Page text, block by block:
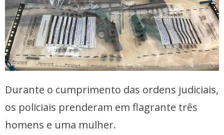
Durante o cumprimento das ordens judiciais,
os policiais prenderam em flagrante três
homens e uma mulher.